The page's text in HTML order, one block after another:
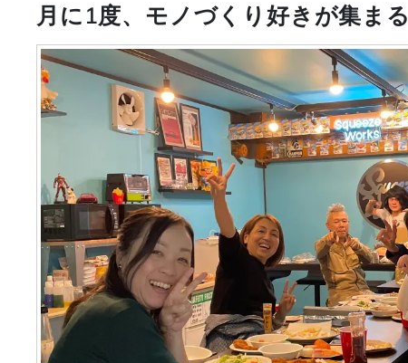
月に1度、モノづくり好きが集まる